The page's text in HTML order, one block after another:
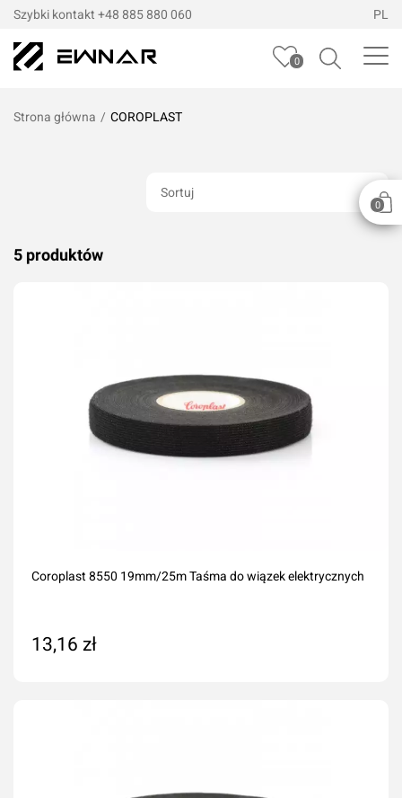
Szybki kontakt +48 885 880 060 PL
0
0
Strona główna / COROPLAST
5 produktów
Sortuj
Coroplast 8550 19mm/25m Taśma do wiązek elektrycznych
13,16 zł